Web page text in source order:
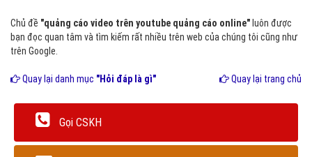
Chủ đề "quảng cáo video trên youtube quảng cáo online" luôn được
bạn đọc quan tâm và tìm kiếm rất nhiều trên web của chúng tôi cũng như
trên Google.
Quay lại danh mục "Hỏi đáp là gì" Quay lại trang chủ
Gọi CSKH